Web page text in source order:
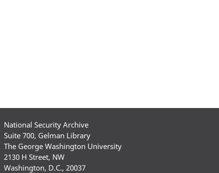
National Security Archive
Suite 700, Gelman Library
The George Washington University
2130 H Street, NW
Washington, D.C., 20037